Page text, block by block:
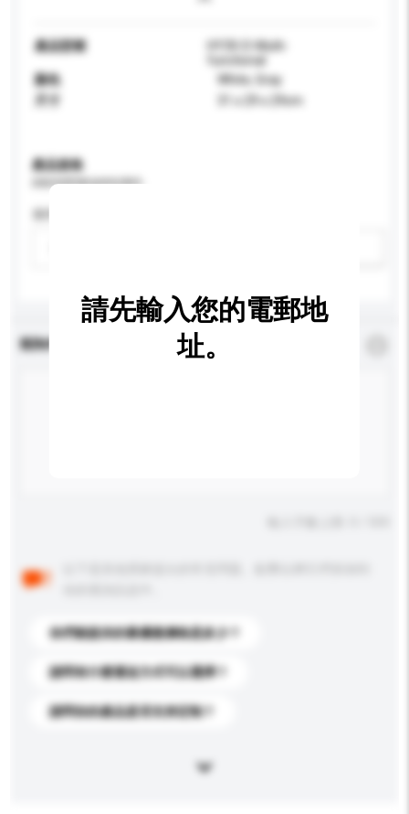
產品型號
HY30-D-Multi-
functional
顏色
White, Gray
31 x 29 x 29cm
產品規格
請提供您對產品的特定要求。
查詢內容
你們能提供的最優惠價格是多少？
請問有什麼運送方式可以選擇？
請問你的產品是否支持定制？
請先輸入您的電郵地
址。